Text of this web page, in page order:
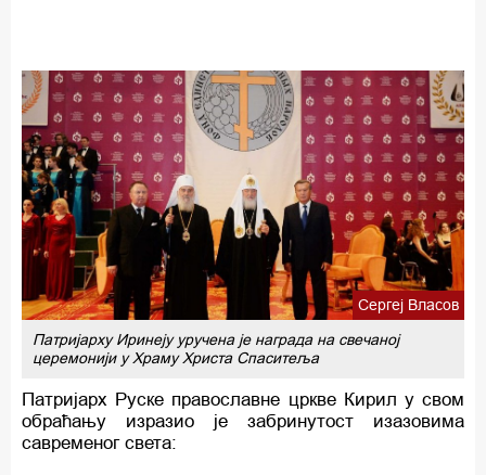
Сергеј Власов
Патријарху Иринеју уручена је награда на свечаној
церемонији у Храму Христа Спаситеља
Патријарх Руске православне цркве Кирил у свом
обраћању изразио је забринутост изазовима
савременог света: